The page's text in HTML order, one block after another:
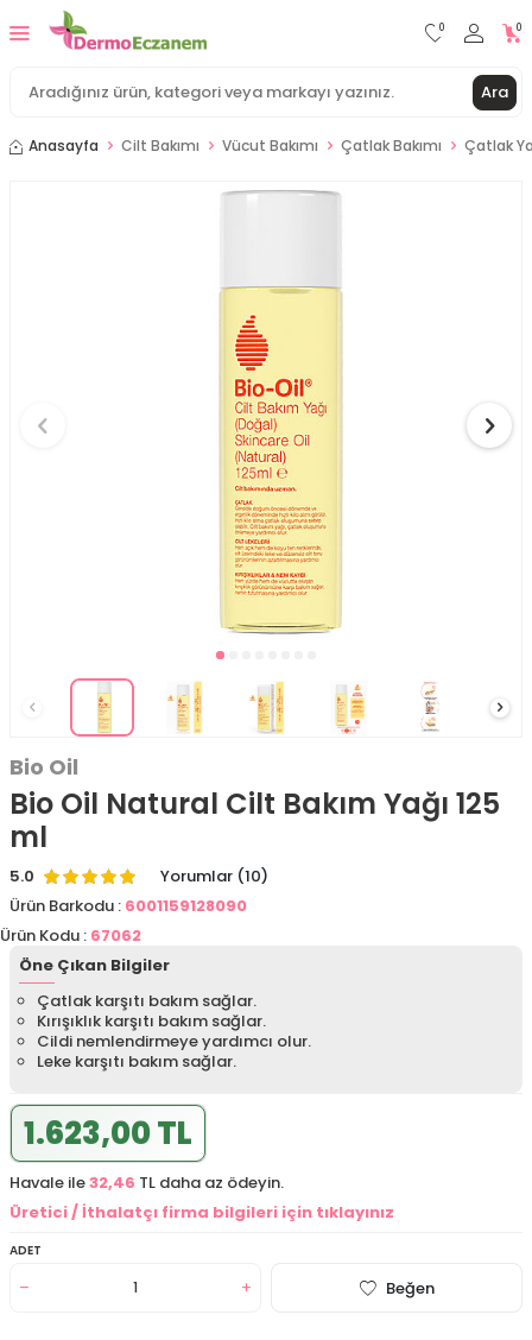
Ara
0 0
Anasayfa Cilt Bakımı Vücut Bakımı Çatlak Bakımı Çatlak
Bio Oil
Bio Oil Natural Cilt Bakım Yağı 125
ml
5.0
Yorumlar (10)
Ürün Barkodu : 6001159128090
Ürün Kodu : 67062
Öne Çıkan Bilgiler
Çatlak karşıtı bakım sağlar.
Kırışıklık karşıtı bakım sağlar.
Cildi nemlendirmeye yardımcı olur.
Leke karşıtı bakım sağlar.
1.623,00 TL
Havale ile32,46 TL daha az ödeyin.
Üretici / İthalatçı firma bilgileri için tıklayınız
ADET
Beğen